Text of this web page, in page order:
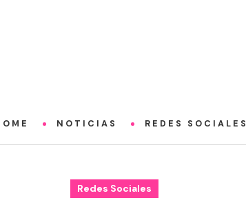
NOTICIAS REDES SOCIALES
Redes Sociales